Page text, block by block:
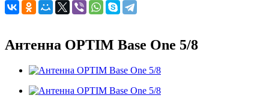
Антенна OPTIM Base One 5/8